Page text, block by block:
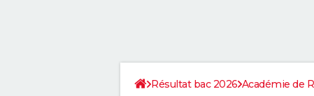
Résultat bac 2026 Académie de